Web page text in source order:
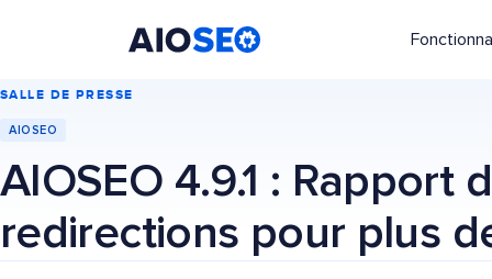
SALLE DE PRESSE
AIOSEO
AIOSEO 4.9.1 : Rapport
redirections pour plus